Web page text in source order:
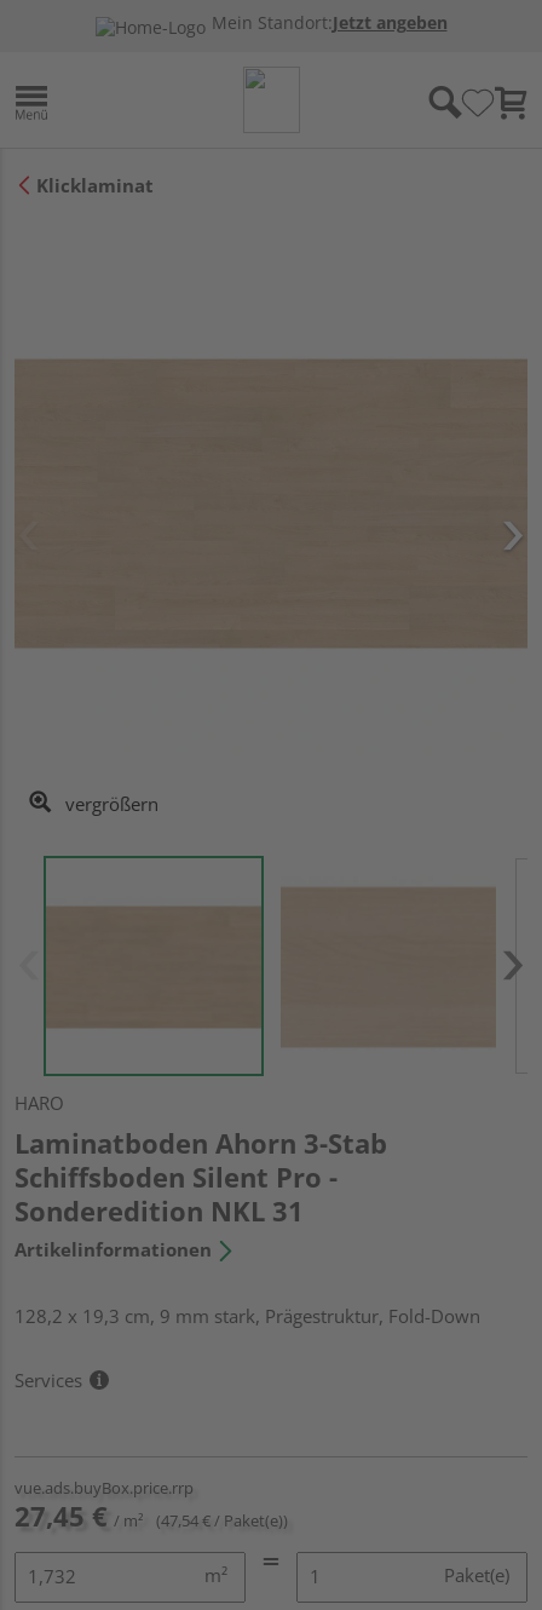
Mein Standort:Jetzt angeben
Klicklaminat
vergrößern
HARO
Laminatboden Ahorn 3-Stab
Schiffsboden Silent Pro -
Sonderedition NKL 31
Artikelinformationen
128,2 x 19,3 cm, 9 mm stark, Prägestruktur, Fold-Down
Services
vue.ads.buyBox.price.rrp
27,45 € / m² (47,54 € / Paket(e))
m² Paket(e)